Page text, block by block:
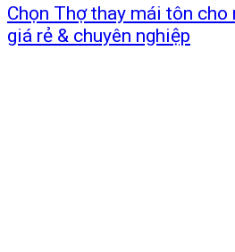
Chọn Thợ thay mái tôn
giá rẻ & chuyên nghiệp